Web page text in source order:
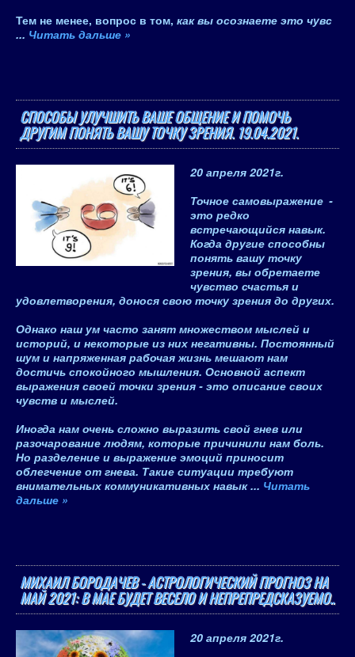
Тем не менее, вопрос в том, как вы осознаете это чувс
... Читать дальше »
СПОСОБЫ УЛУЧШИТЬ ВАШЕ ОБЩЕНИЕ И ПОМОЧЬ
ДРУГИМ ПОНЯТЬ ВАШУ ТОЧКУ ЗРЕНИЯ. 19.04.2021.
20 апреля 2021г.
Точное самовыражение -
это редко
встречающийся навык.
Когда другие способны
понять вашу точку
зрения, вы обретаете
чувство счастья и
удовлетворения, донося свою точку зрения до других.
Однако наш ум часто занят множеством мыслей и
историй, и некоторые из них негативны. Постоянный
шум и напряженная рабочая жизнь мешают нам
достичь спокойного мышления. Основной аспект
выражения своей точки зрения - это описание своих
чувств и мыслей.
Иногда нам очень сложно выразить свой гнев или
разочарование людям, которые причинили нам боль.
Но разделение и выражение эмоций приносит
облегчение от гнева. Такие ситуации требуют
внимательных коммуникативных навык... Читать
дальше »
МИХАИЛ БОРОДАЧЕВ - АСТРОЛОГИЧЕСКИЙ ПРОГНОЗ НА
МАЙ 2021: В МАЕ БУДЕТ ВЕСЕЛО И НЕПРЕПРЕДСКАЗУЕМО..
20 апреля 2021г.